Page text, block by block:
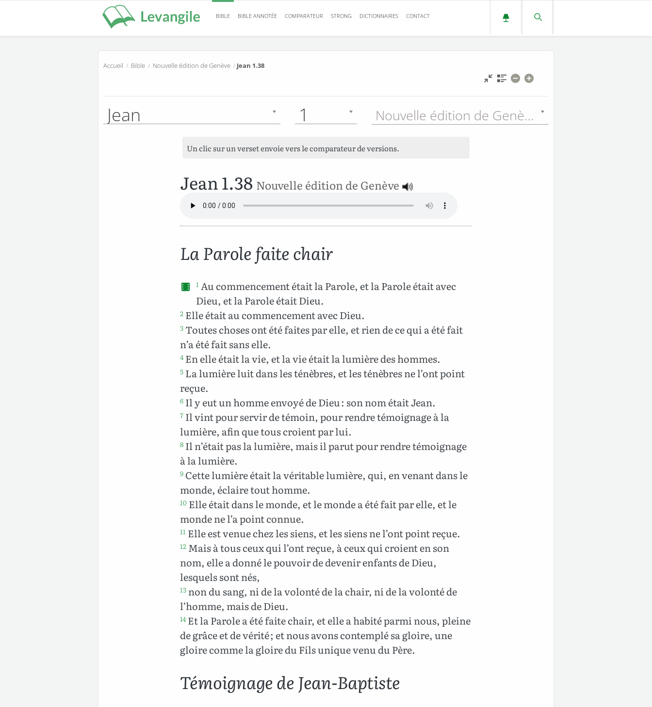
BIBLE BIBLE ANNOTÉE COMPARATEUR STRONG DICTIONNAIRES CONTACT
Accueil / Bible / Nouvelle édition de Genève / Jean 1.38
Jean 1 Nouvelle édition de Genève (NEG) - 1979
Un clic sur un verset envoie vers le comparateur de versions.
Jean 1.38 Nouvelle édition de Genève
La Parole faite chair
1 Au commencement était la Parole, et la Parole était avec
Dieu, et la Parole était Dieu.
2 Elle était au commencement avec Dieu.
3 Toutes choses ont été faites par elle, et rien de ce qui a été fait
n’a été fait sans elle.
4 En elle était la vie, et la vie était la lumière des hommes.
5 La lumière luit dans les ténèbres, et les ténèbres ne l’ont point
reçue.
6 Il y eut un homme envoyé de Dieu : son nom était Jean.
7 Il vint pour servir de témoin, pour rendre témoignage à la
lumière, afin que tous croient par lui.
8 Il n’était pas la lumière, mais il parut pour rendre témoignage
à la lumière.
9 Cette lumière était la véritable lumière, qui, en venant dans le
monde, éclaire tout homme.
10 Elle était dans le monde, et le monde a été fait par elle, et le
monde ne l’a point connue.
11 Elle est venue chez les siens, et les siens ne l’ont point reçue.
12 Mais à tous ceux qui l’ont reçue, à ceux qui croient en son
nom, elle a donné le pouvoir de devenir enfants de Dieu,
lesquels sont nés,
13 non du sang, ni de la volonté de la chair, ni de la volonté de
l’homme, mais de Dieu.
14 Et la Parole a été faite chair, et elle a habité parmi nous, pleine
de grâce et de vérité ; et nous avons contemplé sa gloire, une
gloire comme la gloire du Fils unique venu du Père.
Témoignage de Jean-Baptiste